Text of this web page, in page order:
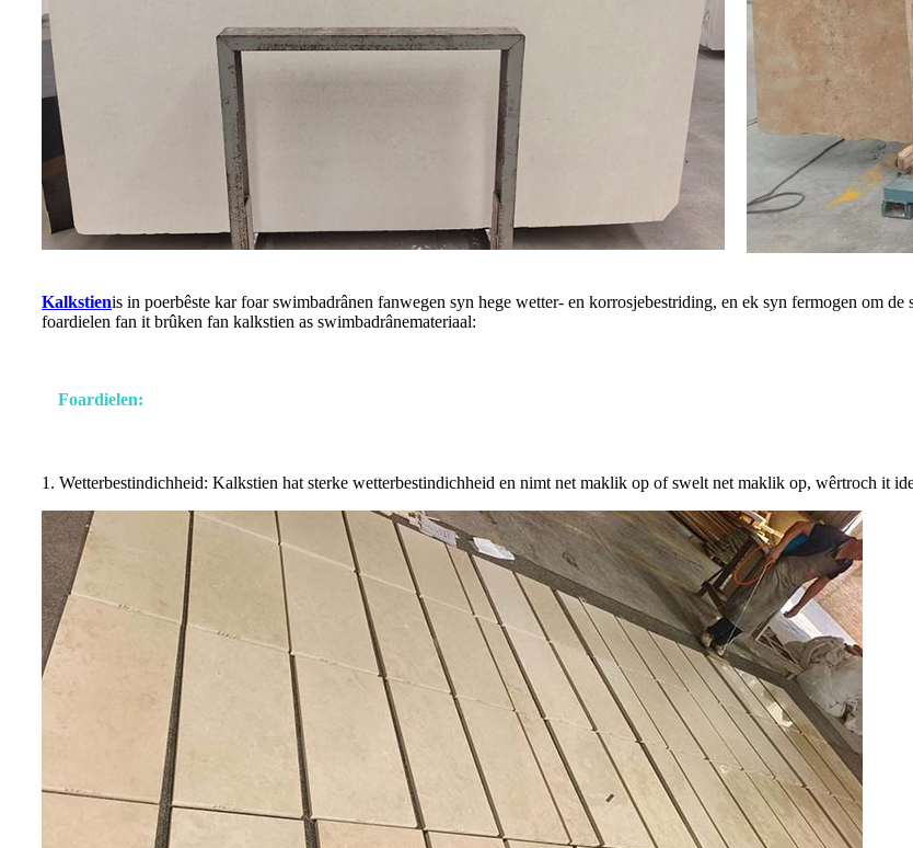
Kalkstienis in poerbêste kar foar swimbadrânen fanwegen syn hege wetter- en korrosjebestriding, en ek syn fermogen om
foardielen fan it brûken fan kalkstien as swimbadrânemateriaal:
Foardielen:
1. Wetterbestindichheid: Kalkstien hat sterke wetterbestindichheid en nimt net maklik op of swelt net maklik op, wêrtroch it